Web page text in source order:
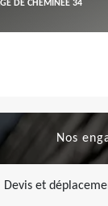
DE CHEMINÉE 34
Nos
Devis et